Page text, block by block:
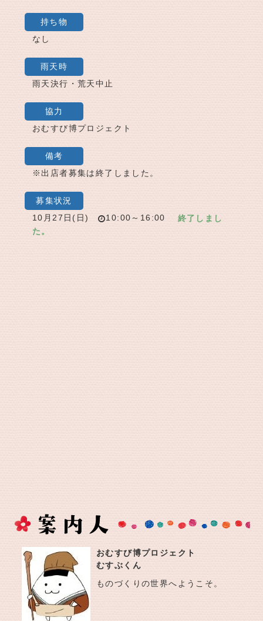
持ち物
なし
雨天時
雨天決行・荒天中止
協力
おむすび博プロジェクト
備考
※出店者募集は終了しました。
募集状況
10月27日(日)
10:00～16:00 終了しまし
た。
おむすび博プロジェクト
むすぶくん
ものづくりの世界へようこそ。